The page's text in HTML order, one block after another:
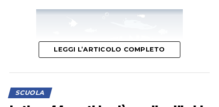
LEGGI L’ARTICOLO COMPLETO
SCUOLA